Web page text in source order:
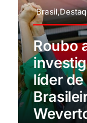
Roubo
líder de